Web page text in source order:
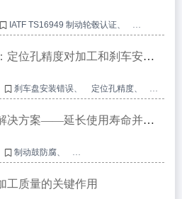
IATF TS16949 制动轮毂认证
零部件供应商审核清单
汽车供应链的持续改进
定位孔精度对加工和刹车安全
刹车盘安装错误
定位孔精度
用车制动系统
决方案——延长使用寿命并提
制动鼓防腐
防锈涂层
防潮表面处理
工质量的关键作用